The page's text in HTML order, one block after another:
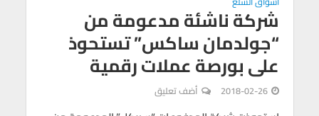
شركة ناشئة مدعومة من
“جولدمان ساكس” تستحوذ
على بورصة عملات رقمية
2018-02-26 أضف تعليق